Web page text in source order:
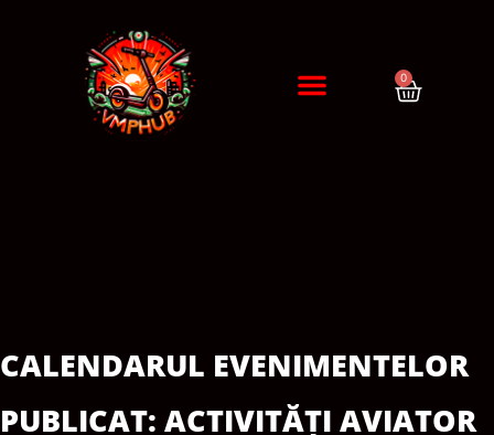
0
CALENDARUL EVENIMENTELOR
PUBLICAT: ACTIVITĂȚI AVIATOR